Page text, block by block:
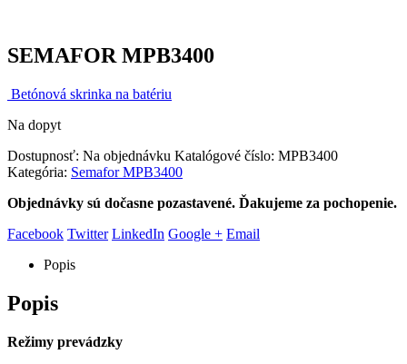
SEMAFOR MPB3400
Betónová skrinka na batériu
Na dopyt
Dostupnosť: Na objednávku Katalógové číslo: MPB3400
Kategória: Semafor MPB3400
Objednávky sú dočasne pozastavené. Ďakujeme za pochopenie.
Facebook Twitter LinkedIn Google + Email
Popis
Popis
Režimy prevádzky